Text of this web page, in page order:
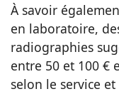
À savoir
en laboratoire,
radiographies
entre 50 et 100 €
selon le service